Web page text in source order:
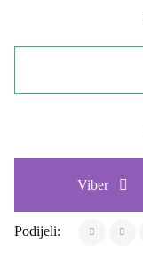
Viber
Podijeli: